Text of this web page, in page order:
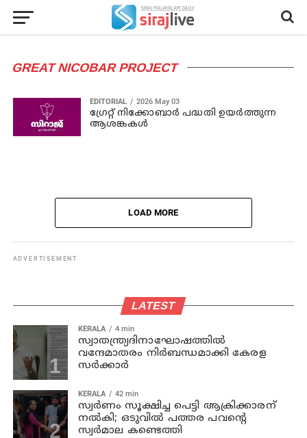
GREAT NICOBAR PROJECT
EDITORIAL 2026 May 03
ഗ്രേറ്റ് നിക്കോബാര്‍ പദ്ധതി ഉയര്‍ത്തുന്ന
ആശങ്കകള്‍
LOAD MORE
ADVERTISEMENT
LATEST
KERALA 4 min
സ്വാതന്ത്ര്യദിനാഘോഷത്തില്‍
വന്ദേമാതരം നിര്‍ബന്ധമാക്കി കേരള
സര്‍ക്കാര്‍
KERALA 42 min
സ്വര്‍ണം സൂക്ഷിച്ച പെട്ടി ആക്രിക്കാരന്
നല്‍കി; ഒടുവില്‍ പത്തര പവന്റെ
സ്വര്‍മാല കണ്ടെത്തി